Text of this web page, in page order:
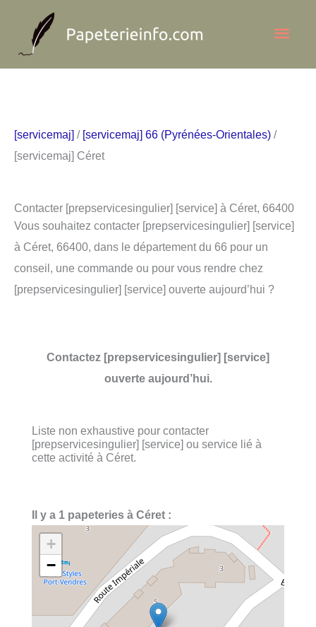
contenu
[servicemaj] / [servicemaj] 66 (Pyrénées-Orientales) /
[servicemaj] Céret
Contacter [prepservicesingulier] [service] à Céret, 66400
Vous souhaitez contacter [prepservicesingulier] [service]
à Céret, 66400, dans le département du 66 pour un
conseil, une commande ou pour vous rendre chez
[prepservicesingulier] [service] ouverte aujourd’hui ?
Contactez [prepservicesingulier] [service]
ouverte aujourd’hui.
Liste non exhaustive pour contacter
[prepservicesingulier] [service] ou service lié à
cette activité à Céret.
Il y a 1 papeteries à Céret :
+
−